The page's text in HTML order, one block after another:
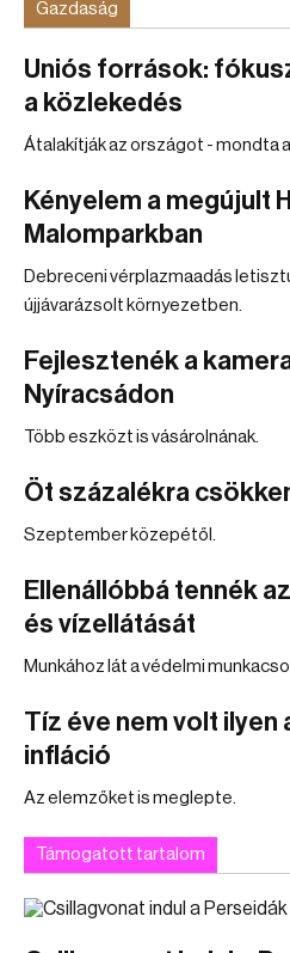
Gazdaság
Uniós források:
a közlekedés
Átalakítják az országot - mondta
Kényelem a megújult
Malomparkban
Debreceni vérplazmaadás
újjávarázsolt környezetben.
Fejlesztenék a
Nyíracsádon
Több eszközt is vásárolnának.
Öt százalékra
Szeptember közepétől.
Ellenállóbbá tennék
és vízellátását
Munkához lát a védelmi
Tíz éve nem volt ilyen
infláció
Az elemzőket is meglepte.
Támogatott tartalom